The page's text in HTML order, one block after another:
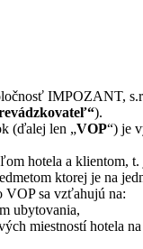
IMPOZANT,
).
(ďalej len „VOP“) je
hotela a klientom,
ktorej je na
VOP sa vzťahujú na:
ubytovania,
miestností hotela